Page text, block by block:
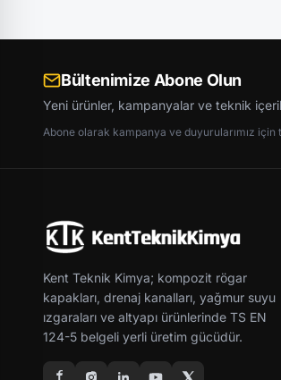
Bültenimize Abone Olun
Yeni ürünler, kampanyalar ve teknik
Abone olarak kampanya ve duyurularımız
Kent Teknik Kimya; kompozit rögar
kapakları, drenaj kanalları, yağmur suyu
ızgaraları ve altyapı ürünlerinde TS EN
124-5 belgeli yerli üretim gücüdür.